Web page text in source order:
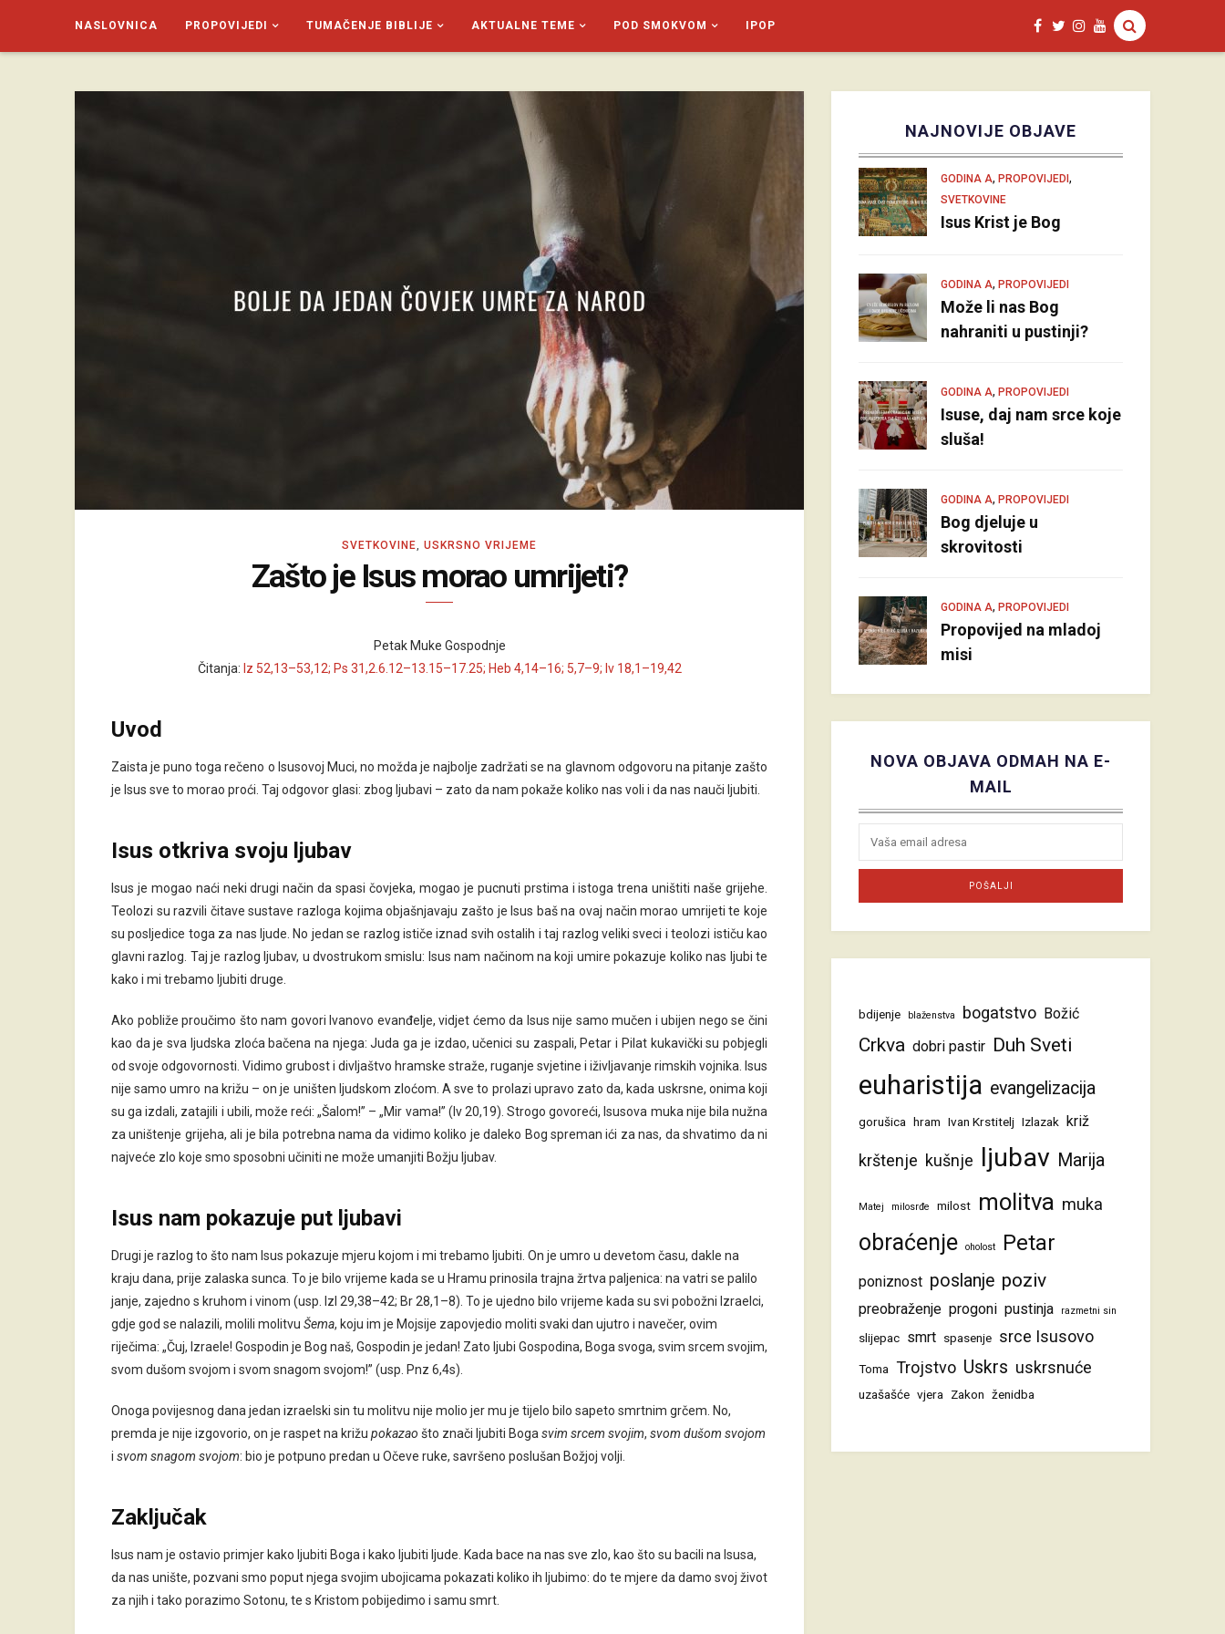
NASLOVNICA PROPOVIJEDI TUMAČENJE BIBLIJE AKTUALNE TEME POD SMOKVOM IPOP
SVETKOVINE, USKRSNO VRIJEME
Zašto je Isus morao umrijeti?
Petak Muke Gospodnje
Čitanja: Iz 52,13–53,12; Ps 31,2.6.12–13.15–17.25; Heb 4,14–16; 5,7–9; Iv 18,1–19,42
Uvod
Zaista je puno toga rečeno o Isusovoj Muci, no možda je najbolje zadržati se na glavnom odgovoru na pitanje zašto
je Isus sve to morao proći. Taj odgovor glasi: zbog ljubavi – zato da nam pokaže koliko nas voli i da nas nauči ljubiti.
Isus otkriva svoju ljubav
Isus je mogao naći neki drugi način da spasi čovjeka, mogao je pucnuti prstima i istoga trena uništiti naše grijehe.
Teolozi su razvili čitave sustave razloga kojima objašnjavaju zašto je Isus baš na ovaj način morao umrijeti te koje
su posljedice toga za nas ljude. No jedan se razlog ističe iznad svih ostalih i taj razlog veliki sveci i teolozi ističu kao
glavni razlog. Taj je razlog ljubav, u dvostrukom smislu: Isus nam načinom na koji umire pokazuje koliko nas ljubi te
kako i mi trebamo ljubiti druge.
Ako pobliže proučimo što nam govori Ivanovo evanđelje, vidjet ćemo da Isus nije samo mučen i ubijen nego se čini
kao da je sva ljudska zloća bačena na njega: Juda ga je izdao, učenici su zaspali, Petar i Pilat kukavički su pobjegli
od svoje odgovornosti. Vidimo grubost i divljaštvo hramske straže, ruganje svjetine i iživljavanje rimskih vojnika. Isus
nije samo umro na križu – on je uništen ljudskom zloćom. A sve to prolazi upravo zato da, kada uskrsne, onima koji
su ga izdali, zatajili i ubili, može reći: „Šalom!” – „Mir vama!” (Iv 20,19). Strogo govoreći, Isusova muka nije bila nužna
za uništenje grijeha, ali je bila potrebna nama da vidimo koliko je daleko Bog spreman ići za nas, da shvatimo da ni
najveće zlo koje smo sposobni učiniti ne može umanjiti Božju ljubav.
Isus nam pokazuje put ljubavi
Drugi je razlog to što nam Isus pokazuje mjeru kojom i mi trebamo ljubiti. On je umro u devetom času, dakle na
kraju dana, prije zalaska sunca. To je bilo vrijeme kada se u Hramu prinosila trajna žrtva paljenica: na vatri se palilo
janje, zajedno s kruhom i vinom (usp. Izl 29,38–42; Br 28,1–8). To je ujedno bilo vrijeme kada su svi pobožni Izraelci,
gdje god se nalazili, molili molitvu Šema, koju im je Mojsije zapovjedio moliti svaki dan ujutro i navečer, ovim
riječima: „Čuj, Izraele! Gospodin je Bog naš, Gospodin je jedan! Zato ljubi Gospodina, Boga svoga, svim srcem svojim,
svom dušom svojom i svom snagom svojom!” (usp. Pnz 6,4s).
Onoga povijesnog dana jedan izraelski sin tu molitvu nije molio jer mu je tijelo bilo sapeto smrtnim grčem. No,
premda je nije izgovorio, on je raspet na križu pokazao što znači ljubiti Boga svim srcem svojim, svom dušom svojom
i svom snagom svojom: bio je potpuno predan u Očeve ruke, savršeno poslušan Božjoj volji.
Zaključak
Isus nam je ostavio primjer kako ljubiti Boga i kako ljubiti ljude. Kada bace na nas sve zlo, kao što su bacili na Isusa,
da nas unište, pozvani smo poput njega svojim ubojicama pokazati koliko ih ljubimo: do te mjere da damo svoj život
za njih i tako porazimo Sotonu, te s Kristom pobijedimo i samu smrt.
NAJNOVIJE OBJAVE
GODINA A, PROPOVIJEDI ,
SVETKOVINE
Isus Krist je Bog
GODINA A, PROPOVIJEDI
Može li nas Bog
nahraniti u pustinji?
GODINA A, PROPOVIJEDI
Isuse, daj nam srce koje
sluša!
GODINA A, PROPOVIJEDI
Bog djeluje u
skrovitosti
GODINA A, PROPOVIJEDI
Propovijed na mladoj
misi
NOVA OBJAVA ODMAH NA E-
MAIL
bdijenje blaženstva bogatstvo Božić
Crkva dobri pastir Duh Sveti
euharistija evangelizacija
gorušica hram Ivan Krstitelj Izlazak križ
krštenje kušnje ljubav Marija
Matej milosrđe milost molitva muka
obraćenje oholost Petar
poniznost poslanje poziv
preobraženje progoni pustinja razmetni sin
slijepac smrt spasenje srce Isusovo
Toma Trojstvo Uskrs uskrsnuće
uzašašće vjera Zakon ženidba